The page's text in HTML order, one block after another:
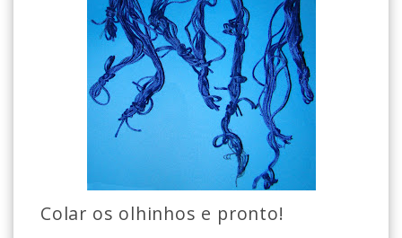
Colar os olhinhos e pronto!